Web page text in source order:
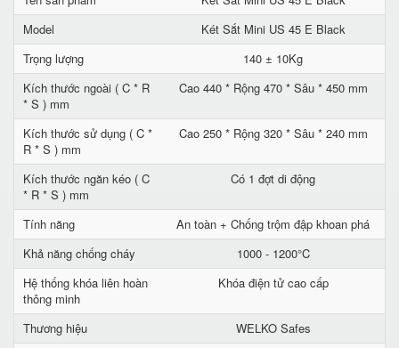
Model
Két Sắt Mini US 45 E Black
Trọng lượng
140 ± 10Kg
Kích thước ngoài ( C * R
* S ) mm
Cao 440 * Rộng 470 * Sâu * 450 mm
Kích thước sử dụng ( C *
R * S ) mm
Cao 250 * Rộng 320 * Sâu * 240 mm
Kích thước ngăn kéo ( C
* R * S ) mm
Có 1 đợt di động
Tính năng
An toàn + Chống trộm đập khoan phá
Khả năng chống cháy
1000 - 1200°C
Hệ thống khóa liên hoàn
thông minh
Khóa điện tử cao cấp
Thương hiệu
WELKO Safes